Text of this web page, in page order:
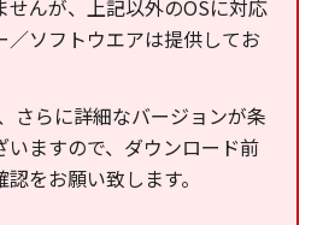
せんが、上記以外のOSに対応
／ソフトウエアは提供してお
さらに詳細なバージョンが条
いますので、ダウンロード前
をお願い致します。